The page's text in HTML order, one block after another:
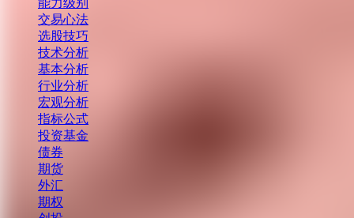
能力级别
交易心法
选股技巧
技术分析
基本分析
行业分析
宏观分析
指标公式
投资基金
债券
期货
外汇
期权